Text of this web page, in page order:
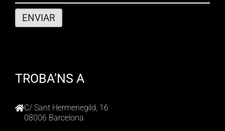
TROBA’NS A
C/ Sant Hermenegild, 16
08006 Barcelona